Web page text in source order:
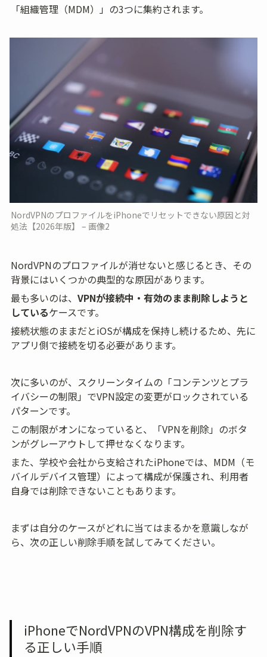
「組織管理（MDM）」の3つに集約されます。
NordVPNのプロファイルをiPhoneでリセットできない原因と対
処法【2026年版】 – 画像2
NordVPNのプロファイルが消せないと感じるとき、その
背景にはいくつかの典型的な原因があります。
最も多いのは、VPNが接続中・有効のまま削除しようと
しているケースです。
接続状態のままだとiOSが構成を保持し続けるため、先に
アプリ側で接続を切る必要があります。
次に多いのが、スクリーンタイムの「コンテンツとプラ
イバシーの制限」でVPN設定の変更がロックされている
パターンです。
この制限がオンになっていると、「VPNを削除」のボタ
ンがグレーアウトして押せなくなります。
また、学校や会社から支給されたiPhoneでは、MDM（モ
バイルデバイス管理）によって構成が保護され、利用者
自身では削除できないこともあります。
まずは自分のケースがどれに当てはまるかを意識しなが
ら、次の正しい削除手順を試してみてください。
iPhoneでNordVPNのVPN構成を削除す
る正しい手順